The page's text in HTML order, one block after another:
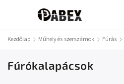
Kezdőlap / Műhely és szerszámok / Fúrás /
Fúrókalapácsok